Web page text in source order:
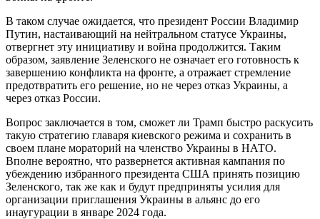
В таком случае ожидается, что президент России Владимир
Путин, настаивающий на нейтральном статусе Украины,
отвергнет эту инициативу и война продолжится. Таким
образом, заявление Зеленского не означает его готовность к
завершению конфликта на фронте, а отражает стремление
предотвратить его решение, но не через отказ Украины, а
через отказ России.
Вопрос заключается в том, сможет ли Трамп быстро раскусить
такую стратегию главаря киевского режима и сохранить в
своем плане мораторий на членство Украины в НАТО.
Вполне вероятно, что развернется активная кампания по
убеждению избранного президента США принять позицию
Зеленского, так же как и будут предприняты усилия для
организации приглашения Украины в альянс до его
инаугурации в январе 2024 года.